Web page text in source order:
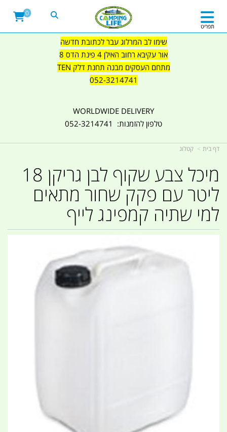
שימו לב המרלוג עבר לכתובת חדשה
אור עקיבא רחוב האילן 4 פינת הדס 8
מתחם העסקים מבנה תחנת דלק TEN
052-3214741
WORLDWIDE DELIVERY
טלפון להזמנות: 052-3214741
תפריט
0
דף בית קטלוג
מיכל צבע שקוף לבן גריקן 18
ליטר עם פקק שחור מתאים
למי שתיה קמפינג לייף